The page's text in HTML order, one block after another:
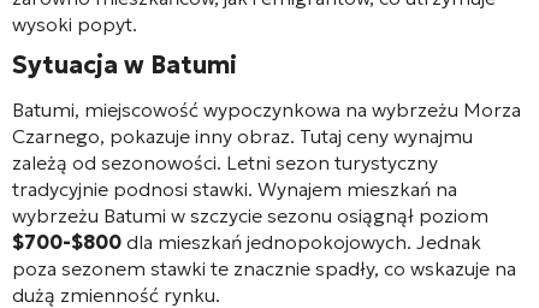
wysoki popyt.
Sytuacja w Batumi
Batumi, miejscowość wypoczynkowa na wybrzeżu Morza
Czarnego, pokazuje inny obraz. Tutaj ceny wynajmu
zależą od sezonowości. Letni sezon turystyczny
tradycyjnie podnosi stawki. Wynajem mieszkań na
wybrzeżu Batumi w szczycie sezonu osiągnął poziom
$700-$800 dla mieszkań jednopokojowych. Jednak
poza sezonem stawki te znacznie spadły, co wskazuje na
dużą zmienność rynku.